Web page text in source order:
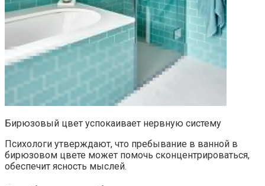
Бирюзовый цвет успокаивает нервную систему
Психологи утверждают, что пребывание в ванной в
бирюзовом цвете может помочь сконцентрироваться,
обеспечит ясность мыслей.